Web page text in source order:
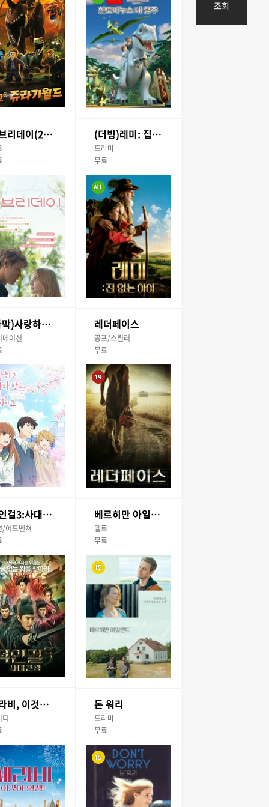
에브리데이(2018) (더빙)레미: 집 없는 아이
드라마
무료
(자막)사랑하고 사랑받고, 차고 차이고
메이션
레더페이스
공포/스릴러
무료
적인걸3:사대천왕
/어드벤쳐
베르히만 아일랜드
멜로
무료
세라비, 이것이 인생!
디
돈 워리
드라마
무료
조회